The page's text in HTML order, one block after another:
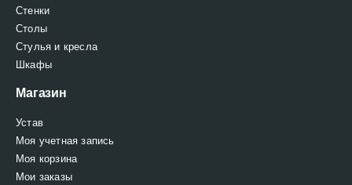
Стенки
Столы
Стулья и кресла
Шкафы
Магазин
Устав
Моя учетная запись
Моя корзина
Мои заказы